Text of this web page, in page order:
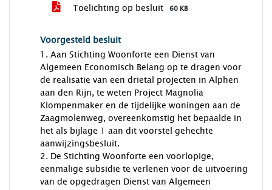
Toelichting op besluit
60 KB
Voorgesteld besluit
1. Aan Stichting Woonforte een Dienst van
Algemeen Economisch Belang op te dragen voor
de realisatie van een drietal projecten in Alphen
aan den Rijn, te weten Project Magnolia
Klompenmaker en de tijdelijke woningen aan de
Zaagmolenweg, overeenkomstig het bepaalde in
het als bijlage 1 aan dit voorstel gehechte
aanwijzingsbesluit.
2. De Stichting Woonforte een voorlopige,
eenmalige subsidie te verlenen voor de uitvoering
van de opgedragen Dienst van Algemeen